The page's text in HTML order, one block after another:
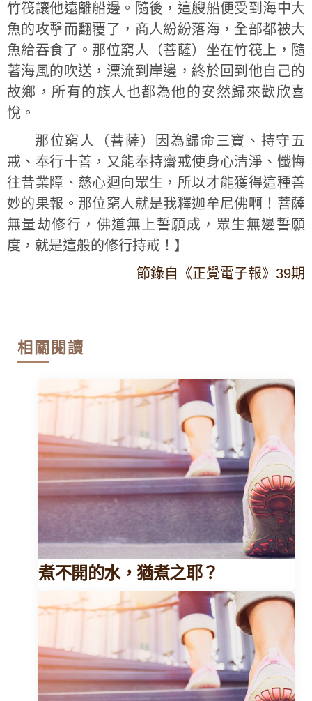
竹筏讓他遠離船邊。隨後，這艘船便受到海中大
魚的攻擊而翻覆了，商人紛紛落海，全部都被大
魚給吞食了。那位窮人（菩薩）坐在竹筏上，隨
著海風的吹送，漂流到岸邊，終於回到他自己的
故鄉，所有的族人也都為他的安然歸來歡欣喜
悅。
那位窮人（菩薩）因為歸命三寶、持守五
戒、奉行十善，又能奉持齋戒使身心清淨、懺悔
往昔業障、慈心迴向眾生，所以才能獲得這種善
妙的果報。那位窮人就是我釋迦牟尼佛啊！菩薩
無量劫修行，佛道無上誓願成，眾生無邊誓願
度，就是這般的修行持戒！】
節錄自《正覺電子報》39期
相關閱讀
煮不開的水，猶煮之耶？